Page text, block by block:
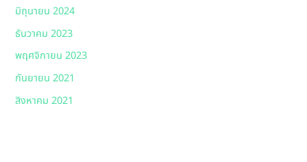
มิถุนายน 2024
ธันวาคม 2023
พฤศจิกายน 2023
กันยายน 2021
สิงหาคม 2021